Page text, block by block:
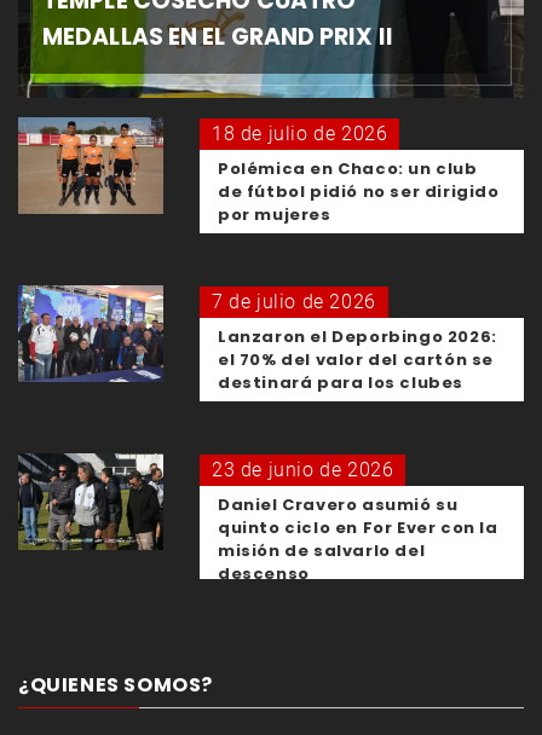
MEDALLAS EN EL GRAND PRIX II
18 de julio de 2026
Polémica en Chaco: un club
de fútbol pidió no ser dirigido
por mujeres
7 de julio de 2026
Lanzaron el Deporbingo 2026:
el 70% del valor del cartón se
destinará para los clubes
23 de junio de 2026
Daniel Cravero asumió su
quinto ciclo en For Ever con la
misión de salvarlo del
descenso
¿QUIENES SOMOS?